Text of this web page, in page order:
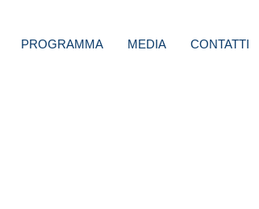
PROGRAMMA MEDIA CONTATTI